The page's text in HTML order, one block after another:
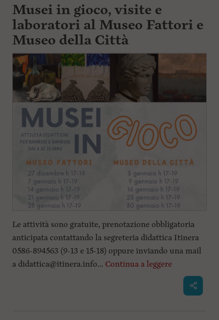
Musei in gioco, visite e
laboratori al Museo Fattori e
Museo della Città
Le attività sono gratuite, prenotazione obbligatoria
anticipata contattando la segreteria didattica Itinera
0586-894563 (9-13 e 15-18) oppure inviando una mail
a didattica@itinera.info... Continua a leggere